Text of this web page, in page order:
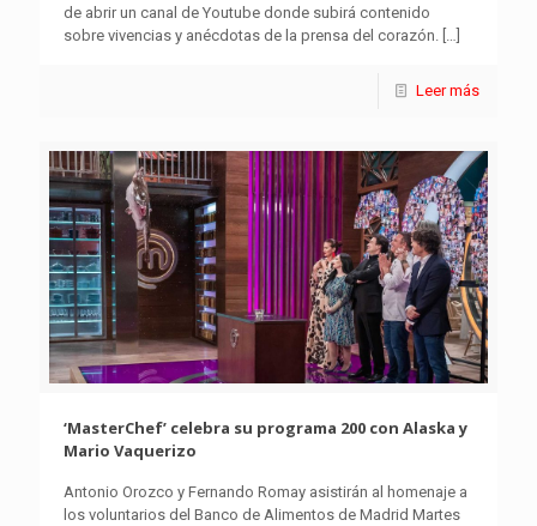
de abrir un canal de Youtube donde subirá contenido
sobre vivencias y anécdotas de la prensa del corazón. […]
Leer más
‘MasterChef’ celebra su programa 200 con Alaska y
Mario Vaquerizo
Antonio Orozco y Fernando Romay asistirán al homenaje a
los voluntarios del Banco de Alimentos de Madrid Martes